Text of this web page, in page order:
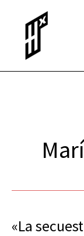
contenido
«La
«La